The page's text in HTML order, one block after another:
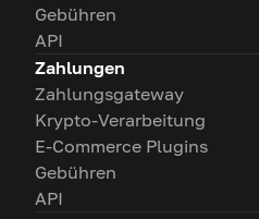
Gebühren
API
Zahlungen
Zahlungsgateway
Krypto-Verarbeitung
E-Commerce Plugins
Gebühren
API